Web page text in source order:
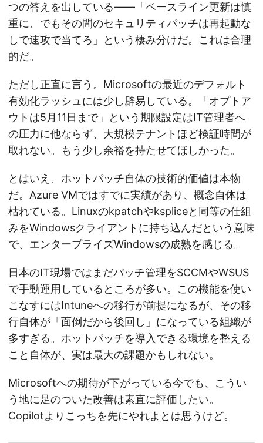
つの答えを出している——「ベースライン更新は慎
重に、でもその間のセキュリティパッチは再起動な
しで速攻で当てろ」という棲み分けだ。これは合理
的だ。
ただし正直に言う。Microsoftの最近のデフォルト
有効化ラッシュには少し辟易している。「オプトア
ウトは5月11日まで」という期限設定はIT管理者へ
の圧力に他ならず、大規模テナントほど検証時間が
取れない。もう少し余裕を持たせてほしかった。
とはいえ、ホットパッチ自体の技術的価値は本物
だ。Azure VMではすでに実績があり、概念自体は
枯れている。Linuxのkpatchやkspliceと同等の仕組
みをWindowsクライアントに持ち込んだという意味
で、エンタープライズWindowsの成熟を感じる。
日本のIT現場ではまだパッチ管理をSCCMやWSUS
で手動運用しているところが多い。この機能を使い
こなすにはIntuneへの移行が前提になるが、その移
行自体が「面倒だから後回し」になっている組織が
多すぎる。ホットパッチを導入できる環境を整える
こと自体が、実は最大の課題かもしれない。
Microsoftへの期待が下がっている今でも、こうい
う地に足のついた改善は素直に評価したい。
Copilotよりこっちを先にやれよとは思うけど。